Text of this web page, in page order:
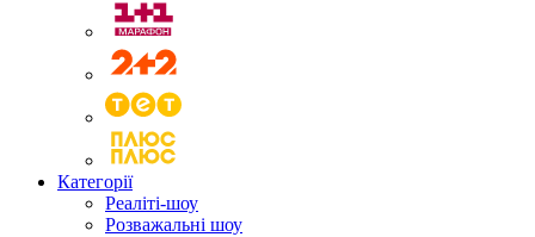
Категорії
Реаліті-шоу
Розважальні шоу